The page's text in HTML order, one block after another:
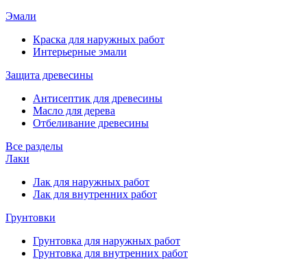
Эмали
Краска для наружных работ
Интерьерные эмали
Защита древесины
Антисептик для древесины
Масло для дерева
Отбеливание древесины
Все разделы
Лаки
Лак для наружных работ
Лак для внутренних работ
Грунтовки
Грунтовка для наружных работ
Грунтовка для внутренних работ